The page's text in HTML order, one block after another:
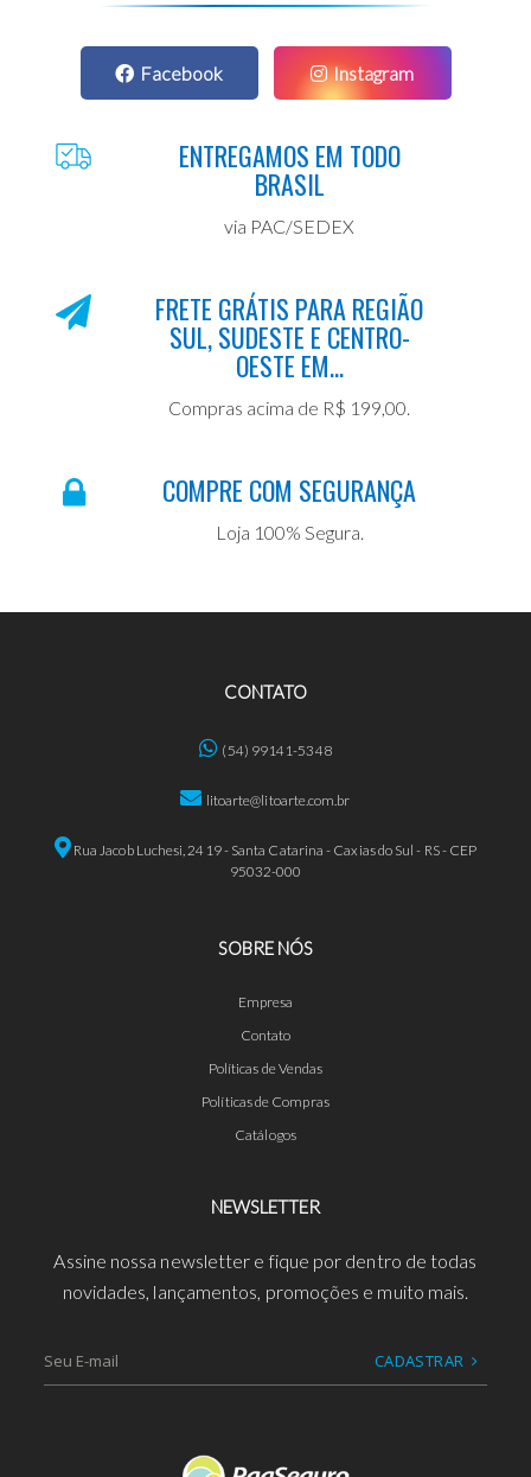
Facebook Instagram
ENTREGAMOS EM TODO
BRASIL
via PAC/SEDEX
FRETE GRÁTIS PARA REGIÃO
SUL, SUDESTE E CENTRO-
OESTE EM...
Compras acima de R$ 199,00.
COMPRE COM SEGURANÇA
Loja 100% Segura.
CONTATO
(54) 99141-5348
litoarte@litoarte.com.br
Rua Jacob Luchesi, 2419 - Santa Catarina - Caxias do Sul - RS - CEP
95032-000
SOBRE NÓS
Empresa
Contato
Políticas de Vendas
Políticas de Compras
Catálogos
NEWSLETTER
Assine nossa newsletter e fique por dentro de todas
novidades, lançamentos, promoções e muito mais.
CADASTRAR